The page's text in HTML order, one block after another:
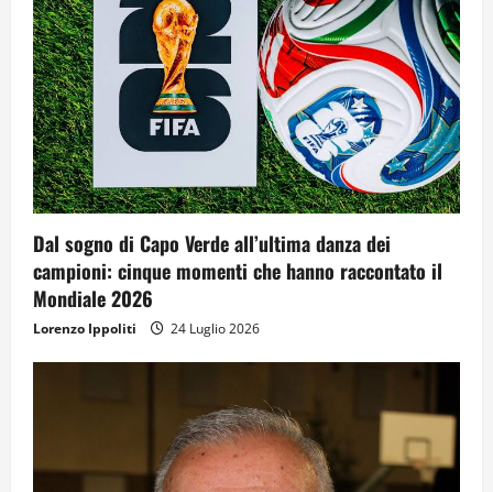
Dal sogno di Capo Verde all’ultima danza dei
campioni: cinque momenti che hanno raccontato il
Mondiale 2026
Lorenzo Ippoliti 24 Luglio 2026